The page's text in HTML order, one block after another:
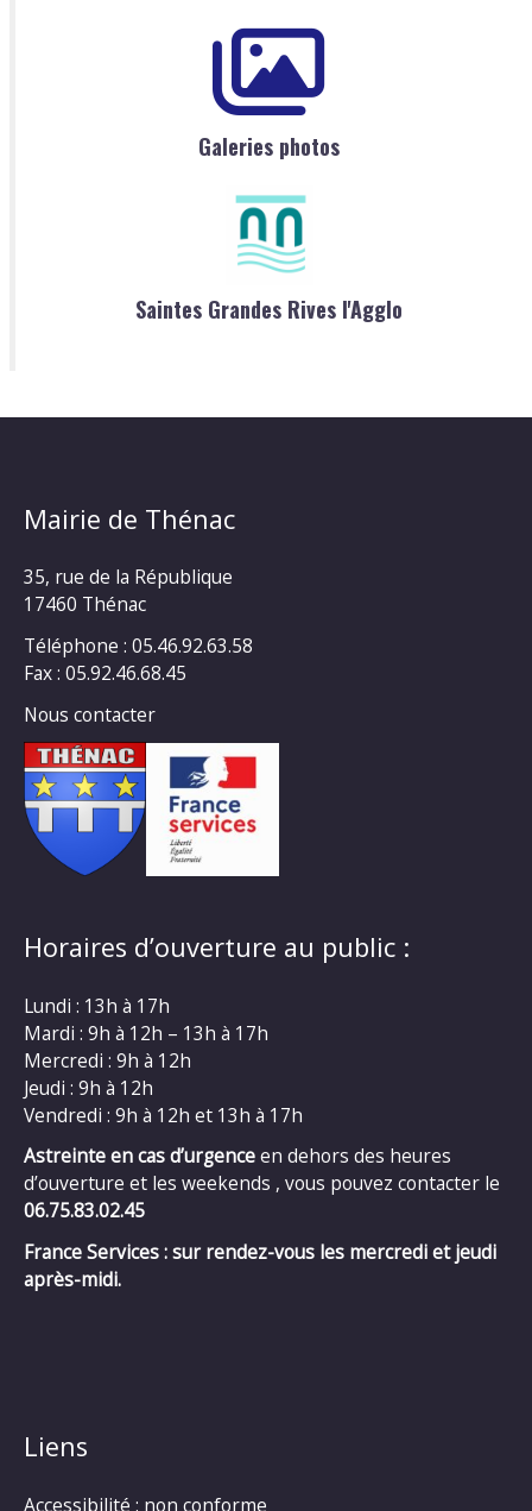
Galeries photos
Saintes Grandes Rives l'Agglo
Mairie de Thénac
35, rue de la République
17460 Thénac
Téléphone : 05.46.92.63.58
Fax : 05.92.46.68.45
Nous contacter
Horaires d’ouverture au public :
Lundi : 13h à 17h
Mardi : 9h à 12h – 13h à 17h
Mercredi : 9h à 12h
Jeudi : 9h à 12h
Vendredi : 9h à 12h et 13h à 17h
Astreinte en cas d’urgenceen dehors des heures
d’ouverture et les weekends , vous pouvez contacter le
06.75.83.02.45
France Services : sur rendez-vous les mercredi et jeudi
après-midi.
Liens
Accessibilité : non conforme